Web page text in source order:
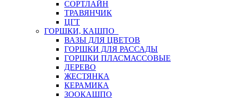
СОРТЛАЙН
ТРАВЯНЧИК
ЦГТ
ГОРШКИ, КАШПО
ВАЗЫ ДЛЯ ЦВЕТОВ
ГОРШКИ ДЛЯ РАССАДЫ
ГОРШКИ ПЛАСМАССОВЫЕ
ДЕРЕВО
ЖЕСТЯНКА
КЕРАМИКА
ЗООКАШПО